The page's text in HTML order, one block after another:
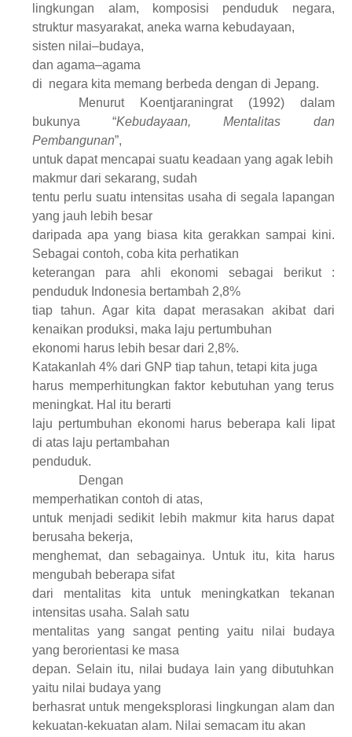
lingkungan alam, komposisi penduduk negara,
struktur masyarakat, aneka warna kebudayaan,
sisten nilai–budaya,
dan agama–agama
di negara kita memang berbeda dengan diJepang.
Menurut Koentjaraningrat (1992) dalam
bukunya “Kebudayaan, Mentalitas dan
Pembangunan”,
untuk dapat mencapai suatu keadaan yang agak lebih
makmurdari sekarang, sudah
tentu perlu suatu intensitas usaha di segala lapangan
yang jauh lebih besar
daripada apa yang biasa kita gerakkan sampai kini.
Sebagai contoh, coba kita perhatikan
keterangan para ahli ekonomi sebagai berikut :
penduduk ndonesia bertambah 2,8%
tiap tahun. Agar kita dapat merasakan akibat dari
kenaikan produksi, maka laju pertumbuhan
ekonomi harus lebih besar dari 2,8%.
Katakanlah 4% dari GNP tiap tahun, tetapi kita juga
harus memperhitungkan faktor kebutuhan yang terus
meningkat. Hal itu berarti
laju pertumbuhan ekonomi harus beberapa kali lipat
di atas laju pertambahan
penduduk.
Dengan
memperhatikan contoh di atas,
untuk menjadi sedikit lebih makmur kita harus dapat
berusaha bekerja,
menghemat, dan sebagainya. Untuk itu, kita harus
mengubah beberapa sifat
dari mentalitas kita untuk meningkatkan tekanan
intensitas usaha. Salah satu
mentalitas yang sangat penting yaitu nilai budaya
yang berorientasi ke masa
depan. Selain itu, nilai budaya lain yang dibutuhkan
yaitu nilai budaya yang
berhasrat untuk mengeksplorasi lingkungan alam dan
kekuatan-kekuatan alam. N ilai semacam itu akan